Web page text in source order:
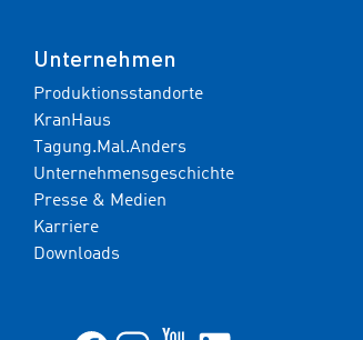
Unternehmen
Produktionsstandorte
KranHaus
Tagung.Mal.Anders
Unternehmensgeschichte
Presse & Medien
Karriere
Downloads